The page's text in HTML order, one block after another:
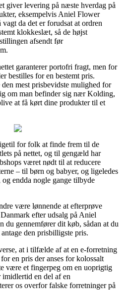
giver levering på næste hverdag på
eksempelvis Aniel Flower
da det er forudsat at ordren
klokkeslæt, så de højst
afsendt før
garanterer portofri fragt, men for
bestilles for en bestemt pris.
mest prisbevidste mulighed for
om man befinder sig nær Kolding,
at få kørt dine produkter til et
for folk at finde frem til de
på nettet, og til gengæld har
været nødt til at reducere
– til børn og babyer, og ligeledes
endda nogle gange tilbyde
være lønnende at efterprøve
efter udsalg på Aniel
du gennemfører dit køb, sådan at du
den prisbilligste pris.
at i tilfælde af at en e-forretning
en pris der anses for kolossalt
være et fingerpeg om en uoprigtig
en del af en
os overfor falske forretninger på